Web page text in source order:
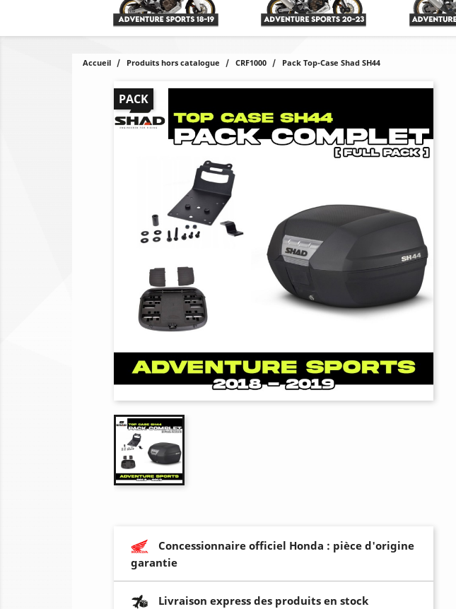
Accueil Produits hors catalogue CRF1000 Pack Top-Case Shad SH44
PACK
Concessionnaire officiel Honda : pièce d'origine
garantie
Livraison express des produits en stock